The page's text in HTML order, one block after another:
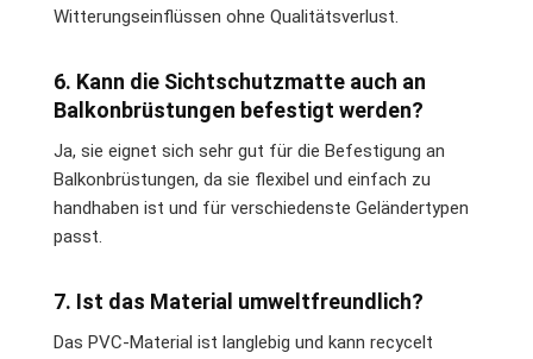
Witterungseinflüssen ohne Qualitätsverlust.
6. Kann die Sichtschutzmatte auch an
Balkonbrüstungen befestigt werden?
Ja, sie eignet sich sehr gut für die Befestigung an
Balkonbrüstungen, da sie flexibel und einfach zu
handhaben ist und für verschiedenste Geländertypen
passt.
7. Ist das Material umweltfreundlich?
Das PVC-Material ist langlebig und kann recycelt